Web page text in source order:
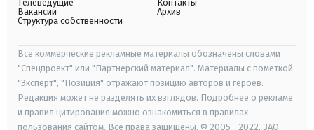
Телеведущие
Вакансии
Структура собственности
Контакты
Архив
Все коммерческие рекламные материалы обозначены словами
"Спецпроект" или "Партнерский материал". Материалы с пометкой
"Эксперт", "Позиция" отражают позицию авторов и героев.
Редакция может не разделять их взглядов. Подробнее о рекламе
и правил цитирования можно ознакомиться в правилах
пользования сайтом. Все права защищены. © 2005—2022, ЗАО